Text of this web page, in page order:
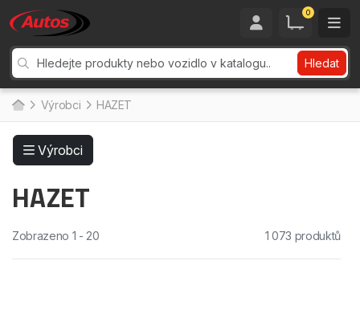
0
Hledat
Výrobci HAZET
Výrobci
HAZET
Zobrazeno 1 - 20 1 073 produktů